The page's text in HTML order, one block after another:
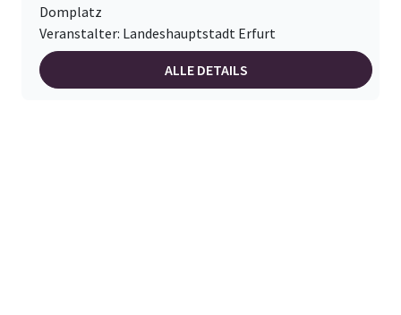
Domplatz
Veranstalter: Landeshauptstadt Erfurt
ALLE DETAILS